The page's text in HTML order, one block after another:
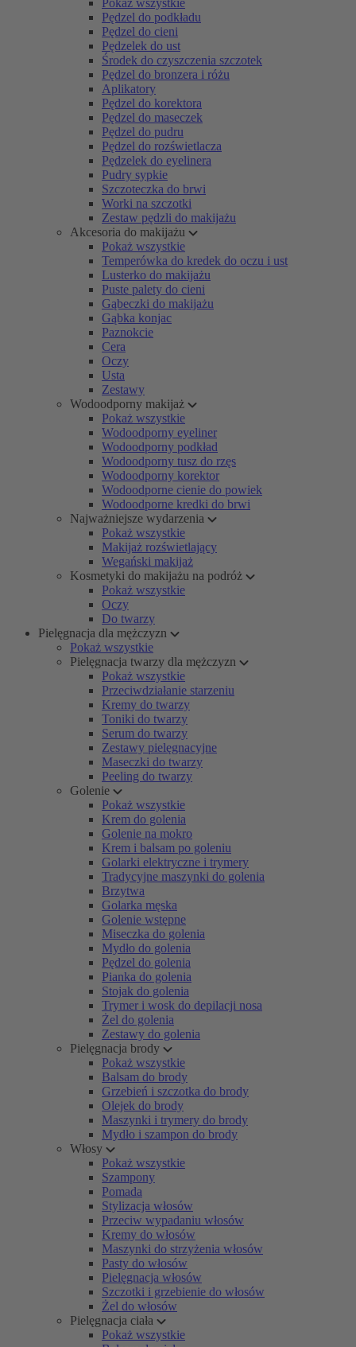
Pokaż wszystkie
Pędzel do podkładu
Pędzel do cieni
Pędzelek do ust
Środek do czyszczenia szczotek
Pędzel do bronzera i różu
Aplikatory
Pędzel do korektora
Pędzel do maseczek
Pędzel do pudru
Pędzel do rozświetlacza
Pędzelek do eyelinera
Pudry sypkie
Szczoteczka do brwi
Worki na szczotki
Zestaw pędzli do makijażu
Akcesoria do makijażu
Pokaż wszystkie
Temperówka do kredek do oczu i ust
Lusterko do makijażu
Puste palety do cieni
Gąbeczki do makijażu
Gąbka konjac
Paznokcie
Cera
Oczy
Usta
Zestawy
Wodoodporny makijaż
Pokaż wszystkie
Wodoodporny eyeliner
Wodoodporny podkład
Wodoodporny tusz do rzęs
Wodoodporny korektor
Wodoodporne cienie do powiek
Wodoodporne kredki do brwi
Najważniejsze wydarzenia
Pokaż wszystkie
Makijaż rozświetlający
Wegański makijaż
Kosmetyki do makijażu na podróż
Pokaż wszystkie
Oczy
Do twarzy
Pielęgnacja dla mężczyzn
Pokaż wszystkie
Pielęgnacja twarzy dla mężczyzn
Pokaż wszystkie
Przeciwdziałanie starzeniu
Kremy do twarzy
Toniki do twarzy
Serum do twarzy
Zestawy pielęgnacyjne
Maseczki do twarzy
Peeling do twarzy
Golenie
Pokaż wszystkie
Krem do golenia
Golenie na mokro
Krem i balsam po goleniu
Golarki elektryczne i trymery
Tradycyjne maszynki do golenia
Brzytwa
Golarka męska
Golenie wstępne
Miseczka do golenia
Mydło do golenia
Pędzel do golenia
Pianka do golenia
Stojak do golenia
Trymer i wosk do depilacji nosa
Żel do golenia
Zestawy do golenia
Pielęgnacja brody
Pokaż wszystkie
Balsam do brody
Grzebień i szczotka do brody
Olejek do brody
Maszynki i trymery do brody
Mydło i szampon do brody
Włosy
Pokaż wszystkie
Szampony
Pomada
Stylizacja włosów
Przeciw wypadaniu włosów
Kremy do włosów
Maszynki do strzyżenia włosów
Pasty do włosów
Pielęgnacja włosów
Szczotki i grzebienie do włosów
Żel do włosów
Pielęgnacja ciała
Pokaż wszystkie